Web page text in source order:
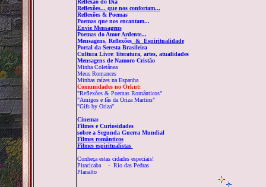
Reflexão do Dia
Reflexões... que nos confortam...
Reflexões & Poemas
Poemas que nos encantam...
Envie Mensagens
Poemas do Amor Ardente...
Mensagens, Reflexões& Espiritualidade
Portal da Seresta Brasileira
Cultura Livre: literatura, artes, atualidades
Mensagens de Namoro Cristão
Minha Coletânea
Meus Romances
Minhas raízes na Espanha
Comunidades no Orkut:
"Reflexões & Poemas Românticos"
"Amigos e fãs da Oriza Martins"
"Gifs by Oriza"
Cinema:
Filmes e Curiosidades
sobre a Segunda Guerra Mundial
Filmes românticos
Filmes espiritualistas
Conheça estas cidades especiais!
Piracicaba- Rio das Pedras
Planalto